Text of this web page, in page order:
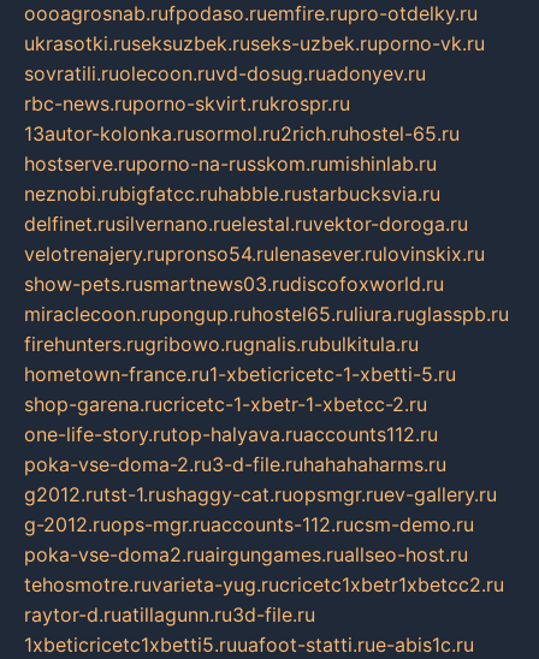
oooagrosnab.rufpodaso.ruemfire.rupro-otdelky.ru
ukrasotki.ruseksuzbek.ruseks-uzbek.ruporno-vk.ru
sovratili.ruolecoon.ruvd-dosug.ruadonyev.ru
rbc-news.ruporno-skvirt.rukrospr.ru
13autor-kolonka.rusormol.ru2rich.ruhostel-65.ru
hostserve.ruporno-na-russkom.rumishinlab.ru
neznobi.rubigfatcc.ruhabble.rustarbucksvia.ru
delfinet.rusilvernano.ruelestal.ruvektor-doroga.ru
velotrenajery.rupronso54.rulenasever.rulovinskix.ru
show-pets.rusmartnews03.rudiscofoxworld.ru
miraclecoon.rupongup.ruhostel65.ruliura.ruglasspb.ru
firehunters.rugribowo.rugnalis.rubulkitula.ru
hometown-france.ru1-xbeticricetc-1-xbetti-5.ru
shop-garena.rucricetc-1-xbetr-1-xbetcc-2.ru
one-life-story.rutop-halyava.ruaccounts112.ru
poka-vse-doma-2.ru3-d-file.ruhahahaharms.ru
g2012.rutst-1.rushaggy-cat.ruopsmgr.ruev-gallery.ru
g-2012.ruops-mgr.ruaccounts-112.rucsm-demo.ru
poka-vse-doma2.ruairgungames.ruallseo-host.ru
tehosmotre.ruvarieta-yug.rucricetc1xbetr1xbetcc2.ru
raytor-d.ruatillagunn.ru3d-file.ru
1xbeticricetc1xbetti5.ruuafoot-statti.rue-abis1c.ru